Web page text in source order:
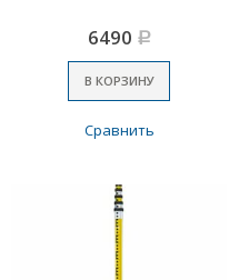
6490 Р
В КОРЗИНУ
Сравнить